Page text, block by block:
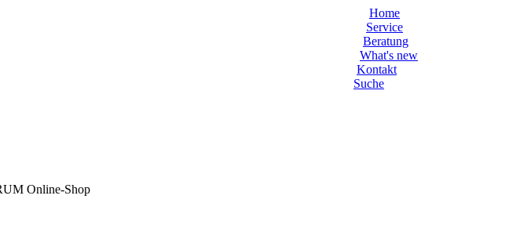
Home
Service
Beratung
What's new
Kontakt
Suche
Online-Shop